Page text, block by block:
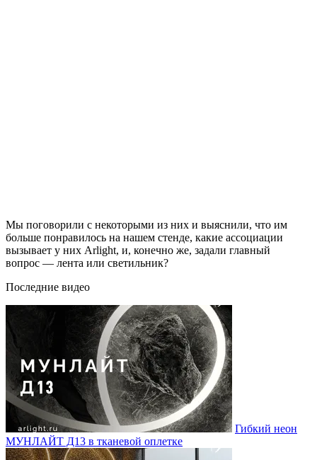
Мы поговорили с некоторыми из них и выяснили, что им
больше понравилось на нашем стенде, какие ассоциации
вызывает у них Arlight, и, конечно же, задали главный
вопрос — лента или светильник?
Последние видео
Гибкий неон
МУНЛАЙТ Д13 в тканевой оплетке